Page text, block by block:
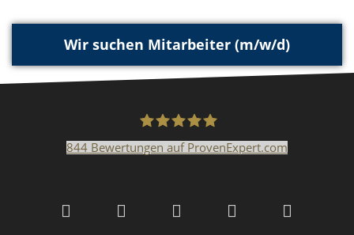
Wir suchen Mitarbeiter (m/w/d)
GmbH & Co.KG
844 Bewertungen auf ProvenExpert.com